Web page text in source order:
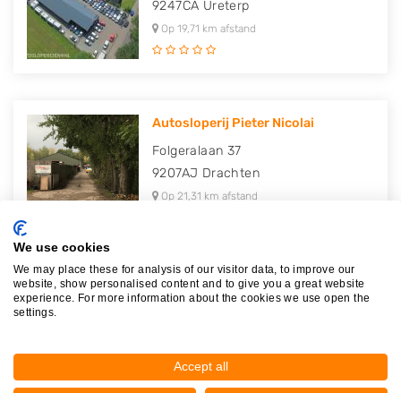
9247CA Ureterp
Op 19,71 km afstand
Autosloperij Pieter Nicolai
Folgeralaan 37
9207AJ Drachten
Op 21,31 km afstand
Plaatsen in de buurt
Mildam
Bontebok
We use cookies
We may place these for analysis of our visitor data, to improve our
website, show personalised content and to give you a great website
experience. For more information about the cookies we use open the
settings.
Accept all